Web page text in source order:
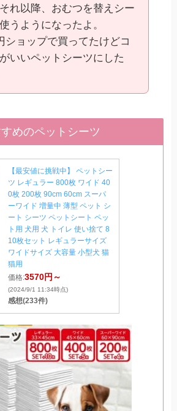
れ以降、おむつを替えシー
使うようになったよ。
ショップで買ってたけどコ
いいペットシーツにした
めのペットシーツ
【最安値に挑戦中】 ペットシー
ツ レギュラー 800枚 ワイド 40
0枚 200枚 90cm 60cm スーパ
ーワイド 増量中 薄型 ペット シ
ート シーツ ペットシート ペッ
ト用 犬用 犬 トイレ 使い捨て 8
10枚セット レギュラーサイズ
ワイドサイズ 大容量 小型犬 猫
猫用
価格:3570円～
(2024/9/1 11:34時点)
感想(233件)